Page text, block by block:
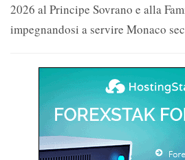
2026 al Principe Sovrano e alla
impegnandosi a servire Monaco